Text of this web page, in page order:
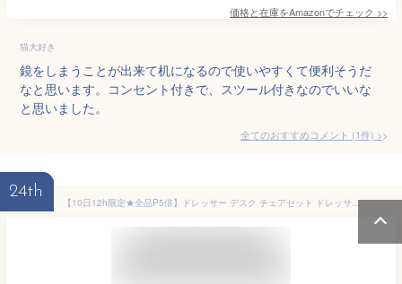
価格と在庫をAmazonでチェック >>
猫大好き
鏡をしまうことが出来て机になるので使いやすくて便利そうだ
なと思います。コンセント付きで、スツール付きなのでいいな
と思いました。
全てのおすすめコメント (1件) >
24th
【10日12h限定★全品P5倍】ドレッサー デスク チェアセット ドレッサー おしゃれ ドレッサーデスクメイク台 コンパクト 鏡台 化粧台 コスメ 椅子付き 北欧 姫系 シンプル 可愛い 収納 棚 メイク道具 デスク かわいい 一人暮らし ホワイト 白 98926 98927【D】 【AR対応】